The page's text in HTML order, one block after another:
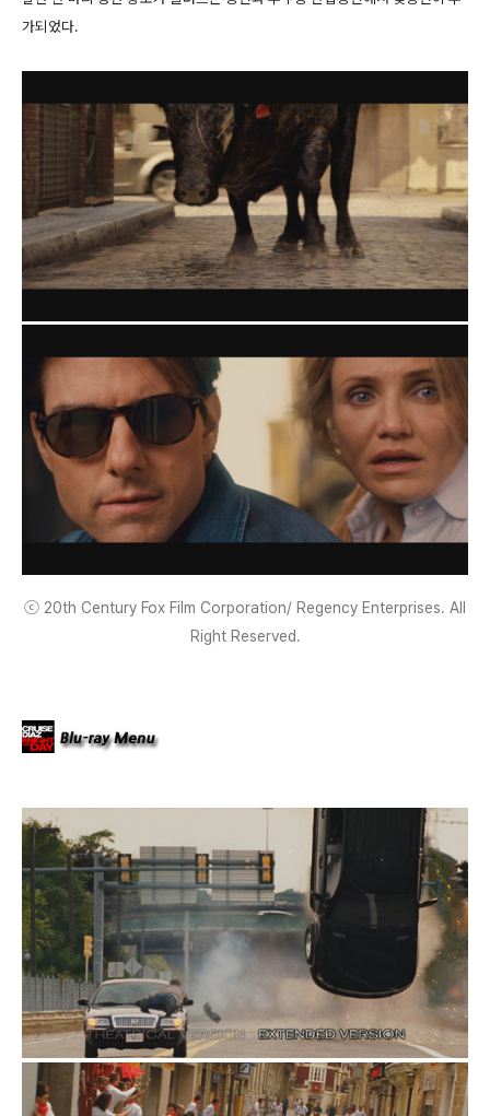
가되었다.
ⓒ 20th Century Fox Film Corporation/ Regency Enterprises. All
Right Reserved.